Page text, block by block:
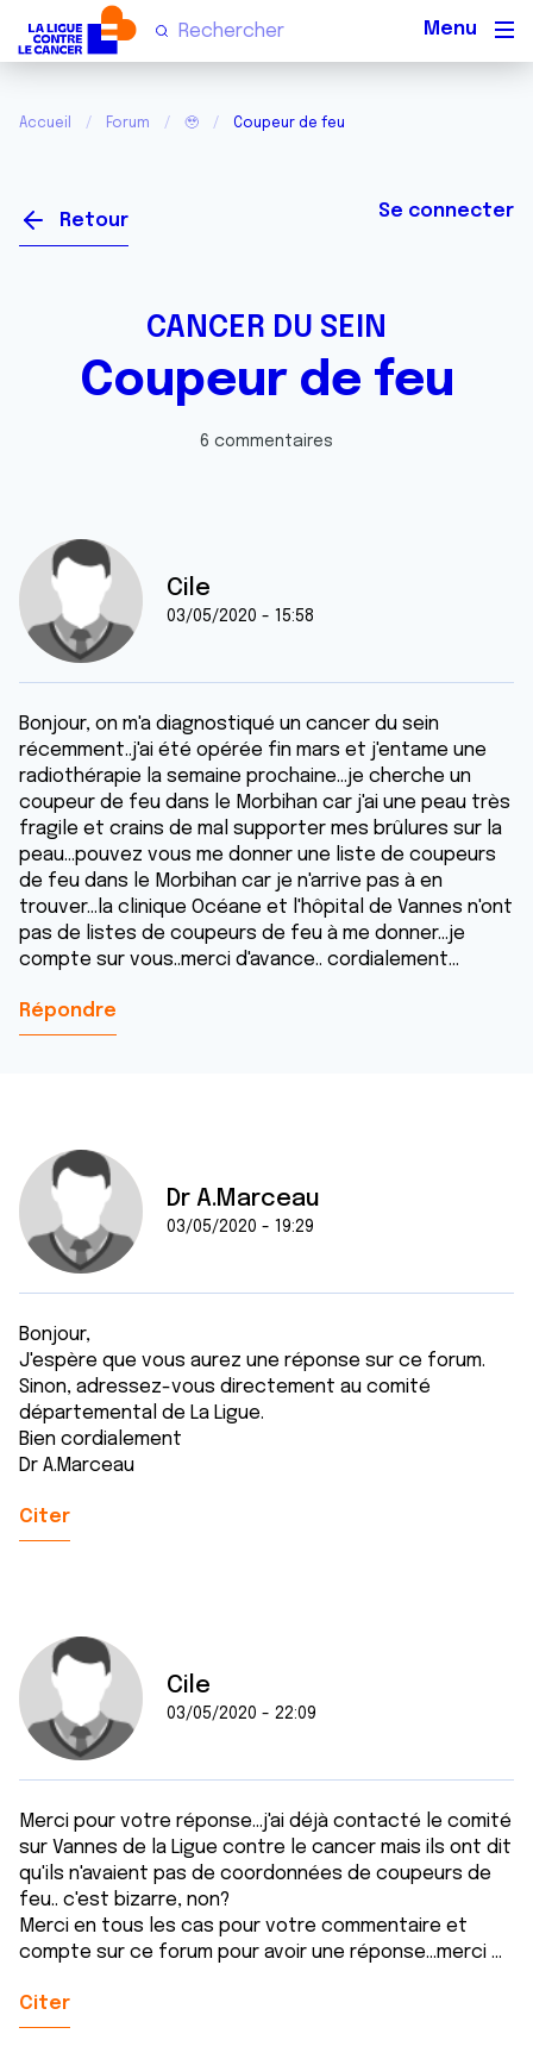
Accueil Forum 🥹 Coupeur de feu
Retour Se connecter
CANCER DU SEIN
Coupeur de feu
6 commentaires
Cile
03/05/2020 - 15:58
Bonjour, on m'a diagnostiqué un cancer du sein
récemment..j'ai été opérée fin mars et j'entame une
radiothérapie la semaine prochaine...je cherche un
coupeur de feu dans le Morbihan car j'ai une peau très
fragile et crains de mal supporter mes brûlures sur la
peau...pouvez vous me donner une liste de coupeurs
de feu dans le Morbihan car je n'arrive pas à en
trouver...la clinique Océane et l'hôpital de Vannes n'ont
pas de listes de coupeurs de feu à me donner...je
compte sur vous..merci d'avance.. cordialement...
Répondre
Dr A.Marceau
03/05/2020 - 19:29
Bonjour,
J'espère que vous aurez une réponse sur ce forum.
Sinon, adressez-vous directement au comité
départemental de La Ligue.
Bien cordialement
Dr A.Marceau
Citer
Cile
03/05/2020 - 22:09
Merci pour votre réponse...j'ai déjà contacté le comité
sur Vannes de la Ligue contre le cancer mais ils ont dit
qu'ils n'avaient pas de coordonnées de coupeurs de
feu.. c'est bizarre, non?
Merci en tous les cas pour votre commentaire et
compte sur ce forum pour avoir une réponse...merci ...
Citer